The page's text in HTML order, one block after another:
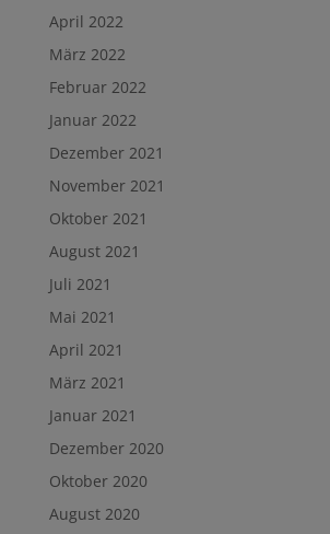
April 2022
März 2022
Februar 2022
Januar 2022
Dezember 2021
November 2021
Oktober 2021
August 2021
Juli 2021
Mai 2021
April 2021
März 2021
Januar 2021
Dezember 2020
Oktober 2020
August 2020